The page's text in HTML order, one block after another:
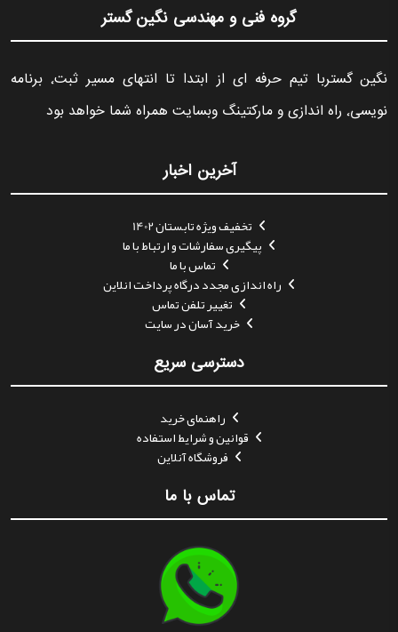
گروه فنی و مهندسی نگین گستر
نگین گستربا تیم حرفه ای از ابتدا تا انتهای مسیر ثبت٬ برنامه
نویسی٬ راه اندازی و مارکتینگ وبسایت همراه شما خواهد بود
آخرین اخبار
تخفیف ویژه تابستان 1402
پیگیری سفارشات و ارتباط با ما
تماس با ما
راه اندازی مجدد درگاه پرداخت انلاین
تغییر تلفن تماس
خرید آسان در سایت
دسترسی سریع
راهنمای خرید
قوانین و شرایط استفاده
فروشگاه آنلاین
تماس با ما